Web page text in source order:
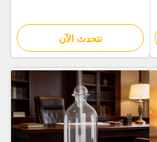
نتحدث الآن